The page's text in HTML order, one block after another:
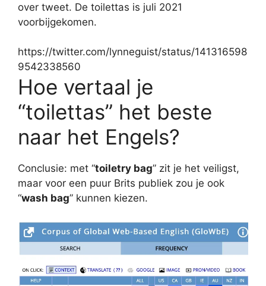
over tweet. De toilettas is juli 2021
voorbijgekomen.
https://twitter.com/lynneguist/status/141316598
9542338560
Hoe vertaal je
“toilettas” het beste
naar het Engels?
Conclusie: met “toiletry bag” zit je het veiligst,
maar voor een puur Brits publiek zou je ook
“wash bag” kunnen kiezen.